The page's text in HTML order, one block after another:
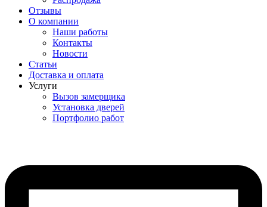
Отзывы
О компании
Наши работы
Контакты
Новости
Статьи
Доставка и оплата
Услуги
Вызов замерщика
Установка дверей
Портфолио работ